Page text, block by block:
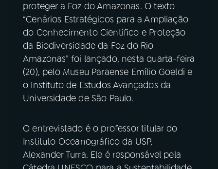
08FESTIVAL DE MÚSICA
ACOMPANHE A RÁDIO NACIONAL
YouTube Facebook
Instagram X
proteger a Foz do Amazonas. O texto
“Cenários Estratégicos para a Ampliação
do Conhecimento Científico e Proteção
da Biodiversidade da Foz do Rio
Amazonas” foi lançado, nesta quarta-feira
(20), pelo Museu Paraense Emílio Goeldi e
o Instituto de Estudos Avançados da
Universidade de São Paulo.
O entrevistado é o professor titular do
Instituto Oceanográfico da USP,
Alexander Turra. Ele é responsável pela